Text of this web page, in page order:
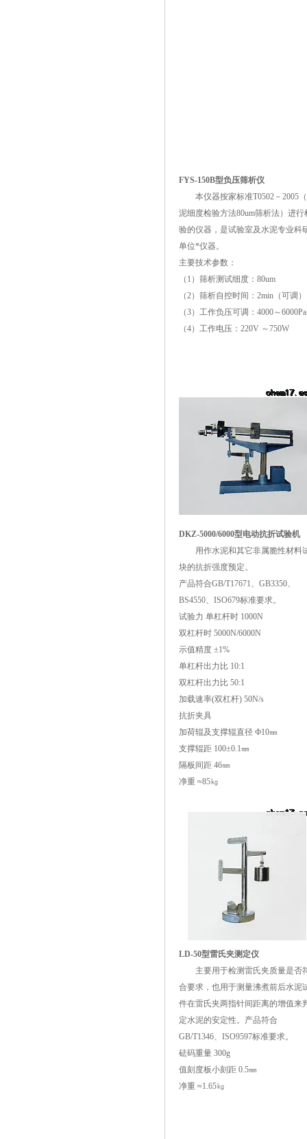
FYS-150B型负压筛析仪
本仪器按家标准T0502－2005
泥细度检验方法80um筛析法）进行
验的仪器，是试验室及水泥专业科
单位*仪器。
主要技术参数：
（1）筛析测试细度：80um
（2）筛析自控时间：2min（可调）
（3）工作负压可调：4000～6000Pa
（4）工作电压：220V ～750W
DKZ-5000/6000型电动抗折试验机
用作水泥和其它非属脆性材料
块的抗折强度预定。
产品符合GB/T17671、GB3350、
BS4550、ISO679标准要求。
试验力 单杠杆时 1000N
双杠杆时 5000N/6000N
示值精度 ±1%
单杠杆出力比 10:1
双杠杆出力比 50:1
加载速率(双杠杆) 50N/s
抗折夹具
加荷辊及支撑辊直径 Ф10㎜
支撑辊距 100±0.1㎜
隔板间距 46㎜
净重 ≈85㎏
LD-50型雷氏夹测定仪
主要用于检测雷氏夹质量是否
合要求，也用于测量沸煮前后水泥
件在雷氏夹两指针间距离的增值来
定水泥的安定性。产品符合
GB/T1346、ISO9597标准要求。
砝码重量 300g
值刻度板小刻距 0.5㎜
净重 ≈1.65㎏